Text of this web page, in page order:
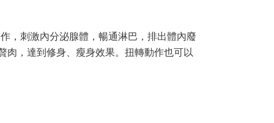
，刺激內分泌腺體，暢通淋巴，排出體內廢
肉，達到修身、瘦身效果。扭轉動作也可以